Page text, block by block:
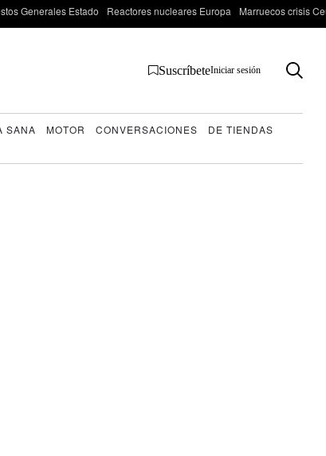
Generales Estado Reactores nucleares Europa Marruecos crisis
SuscríbeteIniciar sesión
SANA MOTOR CONVERSACIONES
DE TIENDAS